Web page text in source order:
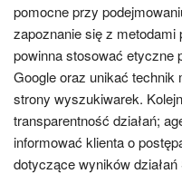
pomocne przy
zapoznanie się z
powinna stosować
Google oraz unikać
strony wyszukiwarek.
transparentność działań;
informować klienta o
dotyczące wyników